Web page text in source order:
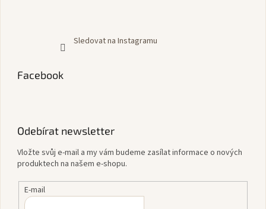
Sledovat na Instagramu
Facebook
Odebírat newsletter
Vložte svůj e-mail a my vám budeme zasílat informace o nových
produktech na našem e-shopu.
E-mail